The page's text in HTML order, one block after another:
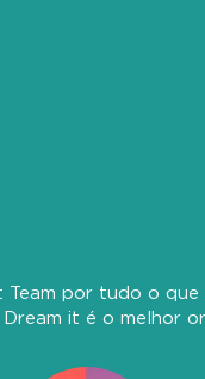
Team por tudo o
it é o melhor